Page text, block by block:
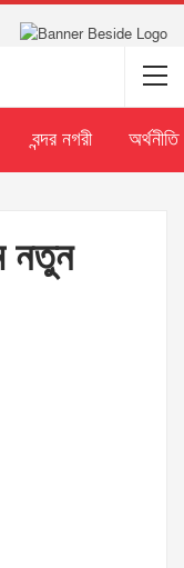
বন্দর নগরী অর্থনীতি
নতুন